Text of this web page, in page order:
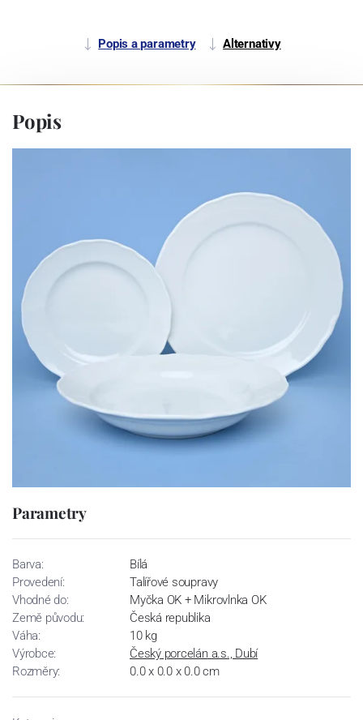
Popis a parametry Alternativy
Popis
Parametry
Barva:
Bílá
Provedení:
Talířové soupravy
Vhodné do:
Myčka OK + Mikrovlnka OK
Země původu:
Česká republika
Váha:
10 kg
Výrobce:
Český porcelán a.s., Dubí
Rozměry:
0.0 x 0.0 x 0.0 cm